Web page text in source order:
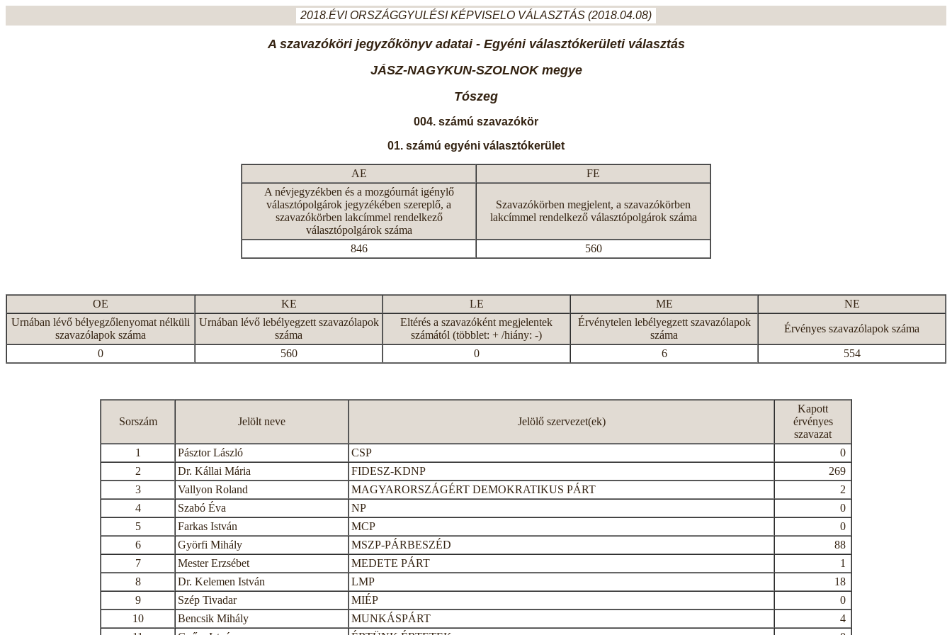
2018.ÉVI ORSZÁGGYULÉSI KÉPVISELO VÁLASZTÁS (2018.04.08)
A szavazóköri jegyzőkönyv adatai - Egyéni választókerületi választás
JÁSZ-NAGYKUN-SZOLNOK megye
Tószeg
004. számú szavazókör
01. számú egyéni választókerület
AE
FE
A névjegyzékben és a mozgóurnát igénylő
választópolgárok jegyzékében szereplő, a
szavazókörben lakcímmel rendelkező
választópolgárok száma
Szavazókörben megjelent, a szavazókörben
lakcímmel rendelkező választópolgárok száma
846 560
OE KE LE ME
NE
Urnában lévő bélyegzőlenyomat nélküli
szavazólapok száma
Urnában lévő lebélyegzett szavazólapok
száma
Eltérés a szavazóként megjelentek
számától (többlet: + /hiány: -)
Érvénytelen lebélyegzett szavazólapok
száma
Érvényes szavazólapok száma
0 560 0 6 554
Sorszám Jelölt neve Jelölő szervezet(ek)
Kapott
érvényes
szavazat
1
Pásztor László CSP
0
2
Dr. Kállai Mária FIDESZ-KDNP
269
3
Vallyon Roland MAGYARORSZÁGÉRT DEMOKRATIKUS PÁRT
2
4
Szabó Éva NP
0
5
Farkas István MCP
0
6
Györfi Mihály MSZP-PÁRBESZÉD
88
7
Mester Erzsébet MEDETE PÁRT
1
8
Dr. Kelemen István LMP
18
9
Szép Tivadar MIÉP
0
10
Bencsik Mihály MUNKÁSPÁRT
4